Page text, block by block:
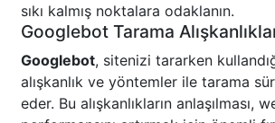
sıkı kalmış noktalara odaklanın.
Googlebot Tarama
Googlebot, sitenizi tararken
alışkanlık ve yöntemler ile tarama
eder. Bu alışkanlıkların anlaşılması,